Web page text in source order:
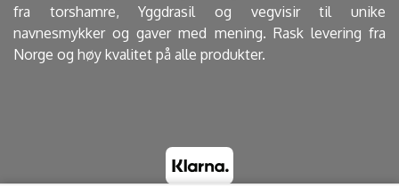
fra torshamre, Yggdrasil og vegvisir til unike
navnesmykker og gaver med mening. Rask levering fra
Norge og høy kvalitet på alle produkter.